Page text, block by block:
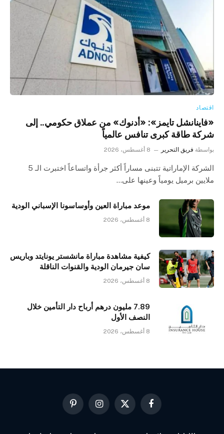
اقتصاد
«فاينانشل تايمز»: «أدنوك» من عملاق حكومي.. إلى
شركة طاقة كبرى تنافس عالمياً
بواسطة فريق التحرير 8 أغسطس، 2026
الشركة الإماراتية تتبنى مساراً أكثر جرأة واتساعاً اختبرت الـ 5
ملايين برميل يومياً وعينها على…
موعد مباراة العين وأوساسونا الإسباني الودية
8 أغسطس، 2026
كيفية مشاهدة مباراة مانشستر يونايتد وباريس
سان جيرمان الودية والقنوات الناقلة
8 أغسطس، 2026
7.89 مليون درهم أرباح دار التأمين خلال
النصف الأول
8 أغسطس، 2026
فيسبوك
X
الانستغرامبينتيريست